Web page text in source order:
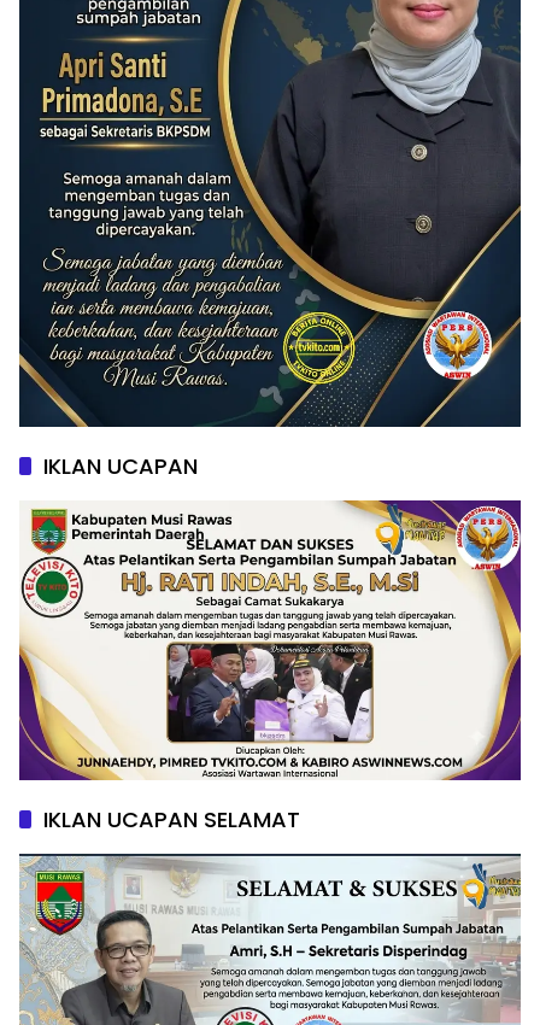
IKLAN UCAPAN
IKLAN UCAPAN SELAMAT